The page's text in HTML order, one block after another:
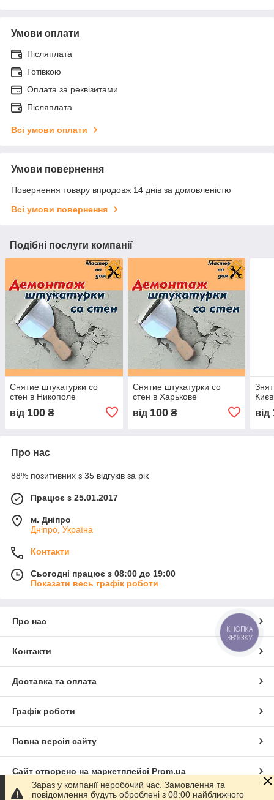
Умови оплати
Післяплата
Готівкою
Оплата за реквізитами
Післяплата
Всі умови оплати
Умови повернення
Повернення товару впродовж 14 днів за домовленістю
Всі умови повернення
Подібні послуги компанії
Снятие штукатурки со
стен в Никополе
від 100 ₴
Снятие штукатурки со
стен в Харькове
від 100₴ від
Про нас
88% позитивних з 35 відгуків за рік
Працює з 25.01.2017
м. Дніпро
Дніпро, Україна
Контакти
Сьогодні працює з 08:00 до 19:00
Показати весь графік роботи
Про нас
Контакти
Доставка та оплата
Графік роботи
Повна версія сайту
Сайт створено на маркетплейсі Prom.ua
Зараз у компанії неробочий час. Замовлення та
повідомлення будуть оброблені з 08:00 найближчого
КНОПКА
ЗВ'ЯЗКУ